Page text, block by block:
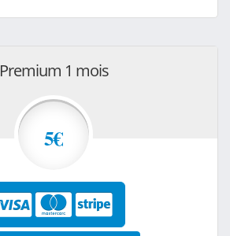
Premium 1 mois
5€